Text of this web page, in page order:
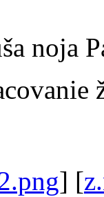
noja
] [